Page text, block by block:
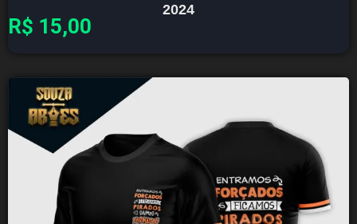
2024
R$ 15,00